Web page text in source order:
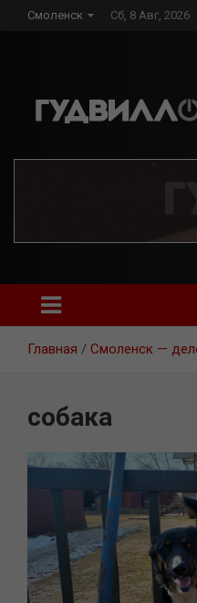
Смоленск Сб, 8 Авг, 2026
Главная Смоленск —
собака